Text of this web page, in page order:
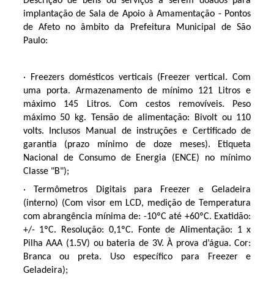
implantação de Sala de Apoio à Amamentação - Pontos
de Afeto no âmbito da Prefeitura Municipal de São
Paulo:
· Freezers domésticos verticais (Freezer vertical. Com
uma porta. Armazenamento de mínimo 121 Litros e
máximo 145 Litros. Com cestos removíveis. Peso
máximo 50 kg. Tensão de alimentação: Bivolt ou 110
volts. Inclusos Manual de instruções e Certificado de
garantia (prazo mínimo de doze meses). Etiqueta
Nacional de Consumo de Energia (ENCE) no mínimo
Classe "B");
· Termômetros Digitais para Freezer e Geladeira
(interno) (Com visor em LCD, medição de Temperatura
com abrangência mínima de: -10ºC até +60ºC. Exatidão:
+/- 1ºC. Resolução: 0,1ºC. Fonte de Alimentação: 1 x
Pilha AAA (1.5V) ou bateria de 3V. À prova d’água. Cor:
Branca ou preta. Uso específico para Freezer e
Geladeira);